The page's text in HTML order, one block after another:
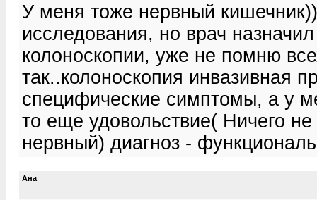
У меня тоже нервный
исследования, но врач
колоноскопии, уже не помню
так..колоноскопия инвазивная
специфические симптомы, а у
то еще удовольствие( Ничего
нервный) диагноз -
Ана